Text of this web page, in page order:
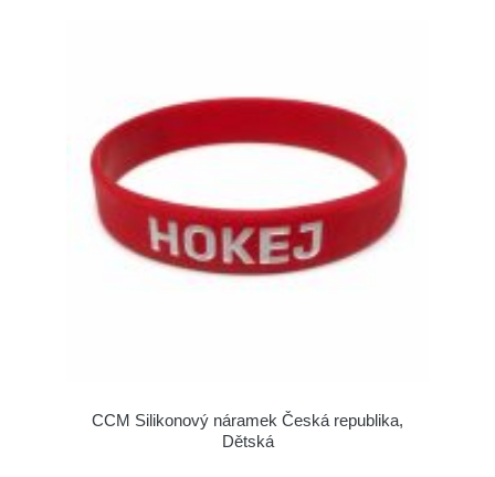
CCM Silikonový náramek Česká republika,
Dětská